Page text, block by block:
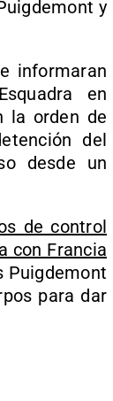
y
informaran
en
la orden de
del
desde un
de control
con Francia
Puigdemont
para dar